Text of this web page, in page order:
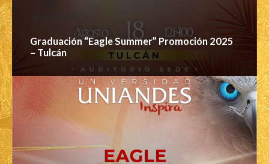
Graduación “Eagle Summer” Promoción 2025
– Tulcán